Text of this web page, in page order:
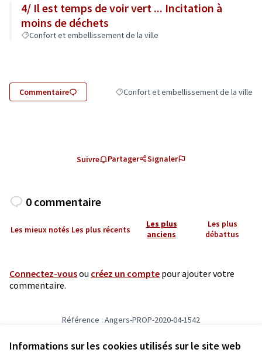
Informations sur les cookies utilisés sur le site web
4/ Il est temps de voir vert ... Incitation à
moins de déchets
Confort et embellissement de la ville
Commentaire Filtrer les résultats de la catégorie :
Confort et embellissement de la ville
Suivre Partager Signaler
0 commentaire
Les mieux notés Les plus récents
Les plus
anciens
Les plus
débattus
Connectez-vousou créez un compte pour ajouter votre
commentaire.
Référence : Angers-PROP-2020-04-1542